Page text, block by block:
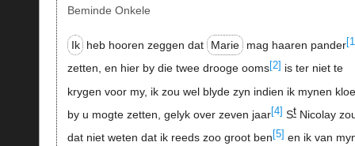
Beminde Onkele
Ik heb hooren zeggen dat Marie mag haaren pander
zetten, en hier by die twee drooge ooms[2] is ter niet te
krygen voor my, ik zou wel blyde zyn indien ik mynen
by u mogte zetten, gelyk over zeven jaar[4] StNicolay
dat niet weten dat ik reeds zoo groot ben [5] en ik van